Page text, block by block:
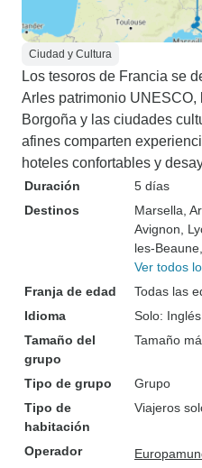
Ciudad y Cultura
Los tesoros de Francia se
Arles patrimonio
Borgoña y las ciudades
afines comparten
hoteles confortables y
Duración
5 días
Destinos
Marsella ,
Avignon ,
les-Beaune
Ver todos
Franja de edad
Todas las
Idioma
Solo: Inglés
Tamaño del
grupo
Tamaño
Tipo de grupo
Grupo
Tipo de
habitación
Viajeros
Operador